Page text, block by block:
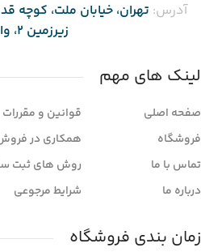
آدرس: تهران، خیابان ملت، کوچه
زیرزمین 2، واحد 12
لینک های مهم
صفحه اصلی
فروشگاه
تماس با ما
درباره ما
قوانین و مقررات
همکاری در
روش های ثبت
شرایط مرجوعی
زمان بندی فروشگاه